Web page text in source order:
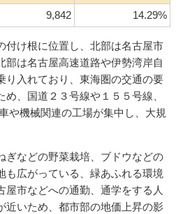
9,842 14.29%
付け根に位置し、北部は名古屋市
部は名古屋高速道路や伊勢湾岸自
り入れており、東海圏の交通の要
、国道２３号線や１５５号線、
や機械関連の工場が集中し、大規
ぎなどの野菜栽培、ブドウなどの
も広がっている、緑あふれる環境
屋市などへの通勤、通学をする人
近いため、都市部の地価上昇の影